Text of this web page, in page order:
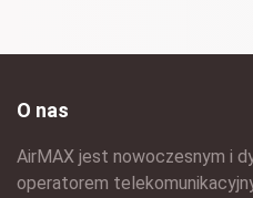
O nas
AirMAX jest nowoczesnym i
operatorem